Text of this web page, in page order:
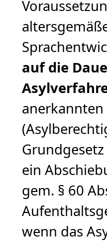
auf die
ein
gem. § 60
wenn das